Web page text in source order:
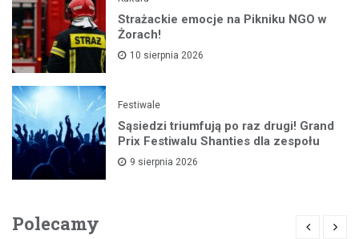
Strażackie emocje na Pikniku NGO w
Żorach!
10 sierpnia 2026
Festiwale
Sąsiedzi triumfują po raz drugi! Grand
Prix Festiwalu Shanties dla zespołu
9 sierpnia 2026
Polecamy